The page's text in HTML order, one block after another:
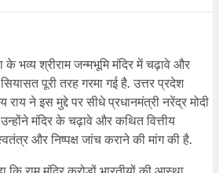
के भव्य श्रीराम जन्मभूमि मंदिर में चढ़ावे और
पूरी तरह गरमा गई है. उत्तर प्रदेश
ने इस मुद्दे पर सीधे प्रधानमंत्री नरेंद्र मोदी
मंदिर के चढ़ावे और कथित वित्तीय
और निष्पक्ष जांच कराने की मांग की है.